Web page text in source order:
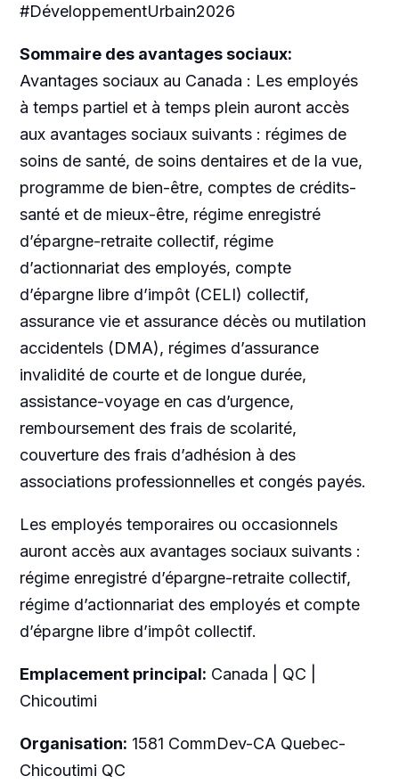
#DéveloppementUrbain2026
Sommaire des avantages sociaux:
Avantages sociaux au Canada : Les employés
à temps partiel et à temps plein auront accès
aux avantages sociaux suivants : régimes de
soins de santé, de soins dentaires et de la vue,
programme de bien-être, comptes de crédits-
santé et de mieux-être, régime enregistré
d’épargne-retraite collectif, régime
d’actionnariat des employés, compte
d’épargne libre d’impôt (CELI) collectif,
assurance vie et assurance décès ou mutilation
accidentels (DMA), régimes d’assurance
invalidité de courte et de longue durée,
assistance-voyage en cas d’urgence,
remboursement des frais de scolarité,
couverture des frais d’adhésion à des
associations professionnelles et congés payés.
Les employés temporaires ou occasionnels
auront accès aux avantages sociaux suivants :
régime enregistré d’épargne-retraite collectif,
régime d’actionnariat des employés et compte
d’épargne libre d’impôt collectif.
Emplacement principal: Canada | QC |
Chicoutimi
Organisation: 1581 CommDev-CA Quebec-
Chicoutimi QC